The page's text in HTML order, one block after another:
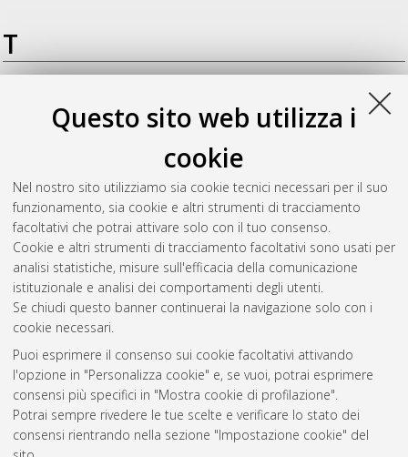
Questo sito web utilizza i
cookie
Nel nostro sito utilizziamo sia cookie tecnici necessari per il suo
funzionamento, sia cookie e altri strumenti di tracciamento
facoltativi che potrai attivare solo con il tuo consenso.
Cookie e altri strumenti di tracciamento facoltativi sono usati per
analisi statistiche, misure sull'efficacia della comunicazione
istituzionale e analisi dei comportamenti degli utenti.
Se chiudi questo banner continuerai la navigazione solo con i
cookie necessari.
Puoi esprimere il consenso sui cookie facoltativi attivando
l'opzione in "Personalizza cookie" e, se vuoi, potrai esprimere
consensi più specifici in "Mostra cookie di profilazione".
Potrai sempre rivedere le tue scelte e verificare lo stato dei
consensi rientrando nella sezione "Impostazione cookie" del
T
Simulative
Investigation on the Electronic, Vibrational and Optical
Properties of the Ge2Sb2Te5 Chalcogenide , [Dissertation
thesis], Alma Mater Studiorum Università di Bologna.
Ingegneria elettronica, informatica e
delle telecomunicazioni, 22 Ciclo. DOI
10.6092/unibo/amsdottorato/2861.
Questa lista e' stata generata ilSun Aug 9 20:35:15 2026
Atom
Rss 1.0
Rss 2.0